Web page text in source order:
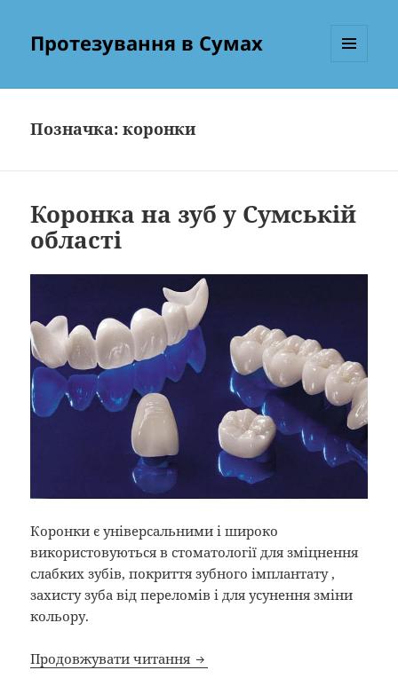
Протезування в Сумах
Позначка:коронки
Коронка на зуб у Сумській
області
Коронки є універсальними і широко
використовуються в стоматології для зміцнення
слабких зубів, покриття зубного імплантату ,
захисту зуба від переломів і для усунення зміни
кольору.
Продовжувати читання Коронка на зуб у Сумській